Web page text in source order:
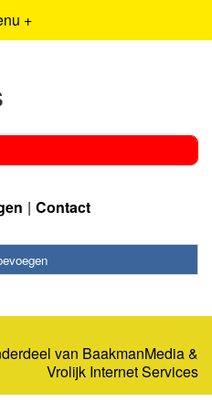
+
Contact
van BaakmanMedia&
Vrolijk Internet Services